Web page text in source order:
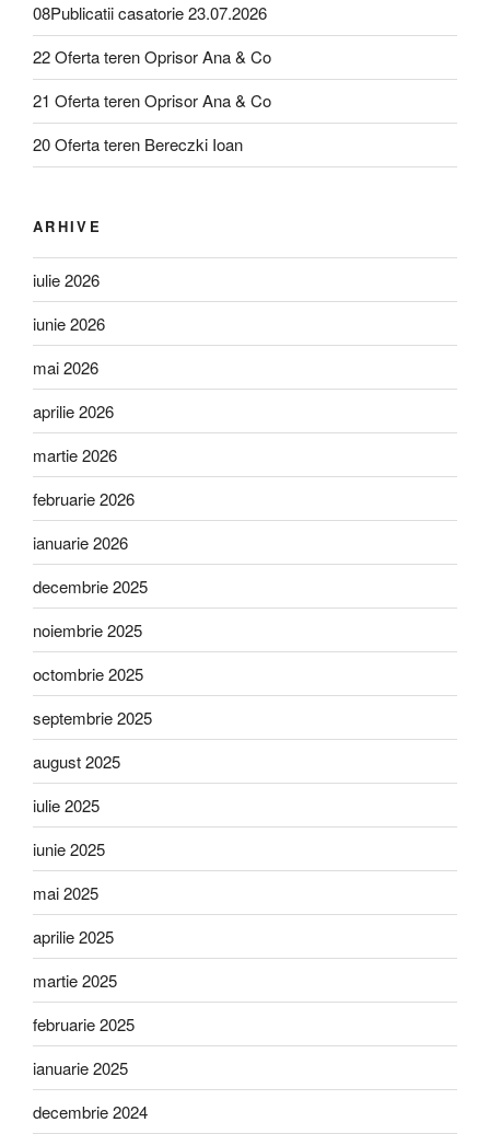
08Publicatii casatorie 23.07.2026
22 Oferta teren Oprisor Ana & Co
21 Oferta teren Oprisor Ana & Co
20 Oferta teren Bereczki Ioan
ARHIVE
iulie 2026
iunie 2026
mai 2026
aprilie 2026
martie 2026
februarie 2026
ianuarie 2026
decembrie 2025
noiembrie 2025
octombrie 2025
septembrie 2025
august 2025
iulie 2025
iunie 2025
mai 2025
aprilie 2025
martie 2025
februarie 2025
ianuarie 2025
decembrie 2024